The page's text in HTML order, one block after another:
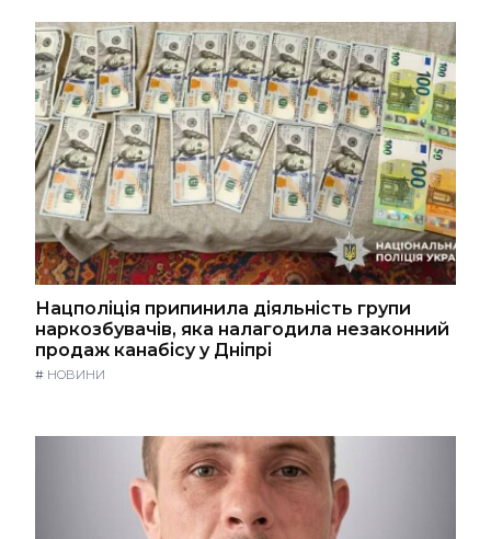
Нацполіція припинила діяльність групи
наркозбувачів, яка налагодила незаконний
продаж канабісу у Дніпрі
# НОВИНИ